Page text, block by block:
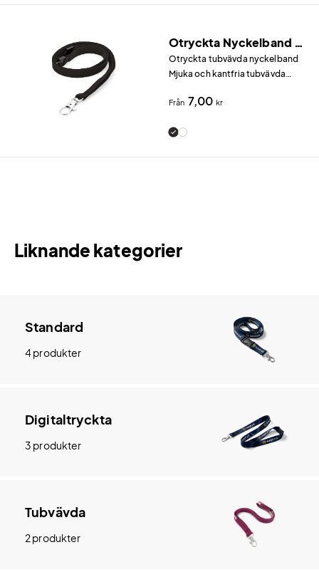
Otryckta Nyckelband (Tubv.)
Otryckta tubvävda nyckelband
Mjuka och kantfria tubvävda
lager i svart och vit.
Från 7,00 kr
Liknande kategorier
Standard
4 produkter
Digitaltryckta
3 produkter
Tubvävda
2 produkter